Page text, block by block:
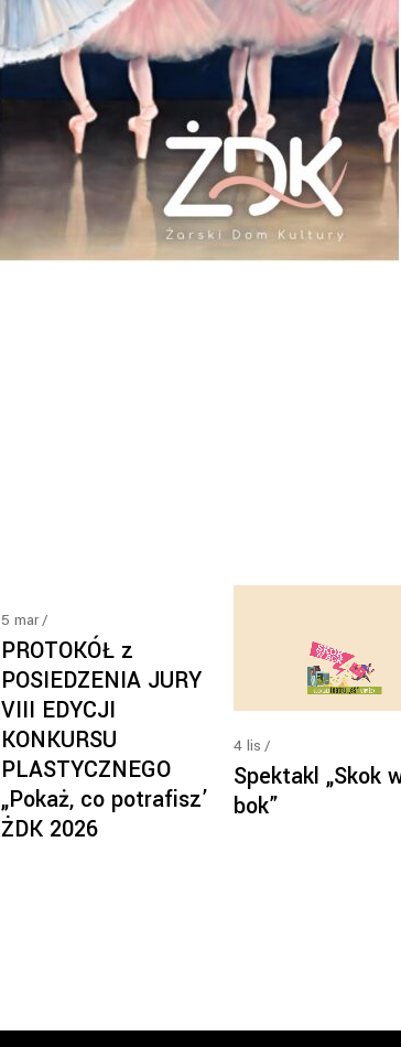
5 mar
PROTOKÓŁ z
POSIEDZENIA JURY
VIII EDYCJI
KONKURSU
PLASTYCZNEGO
„Pokaż, co potrafisz’
ŻDK 2026
4 lis
Spektakl „Skok
bok”